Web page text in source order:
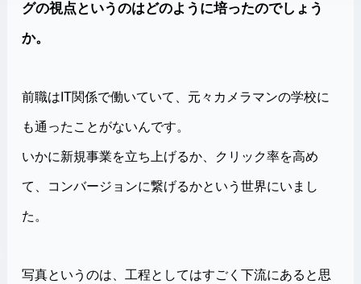
グの視点というのはどのように培ったのでしょう
か。
前職はIT関係で働いていて、元々カメラマンの学校に
も通ったことがないんです。
いかに新規事業を立ち上げるか、クリック率を高め
て、コンバージョンに繋げるかという世界にいまし
た。
写真というのは、工程としてはすごく下流にあると思